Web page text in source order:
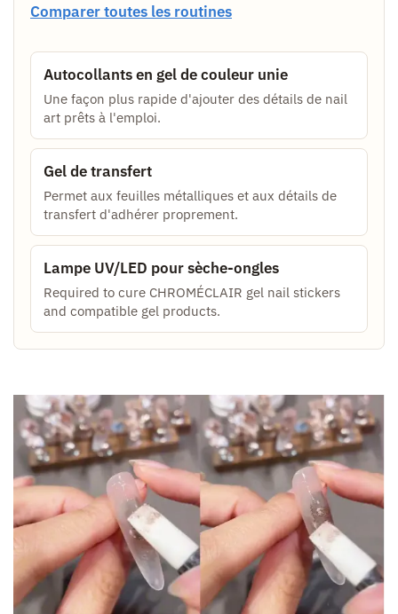
Comparer toutes les routines
Autocollants en gel de couleur unie
Une façon plus rapide d'ajouter des détails de nail
art prêts à l'emploi.
Gel de transfert
Permet aux feuilles métalliques et aux détails de
transfert d'adhérer proprement.
Lampe UV/LED pour sèche-ongles
Required to cure CHROMÉCLAIR gel nail stickers
and compatible gel products.